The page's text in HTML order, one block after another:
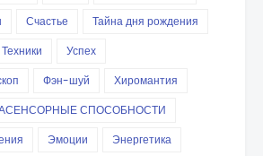
Счастье
Тайна дня рождения
Техники
Успех
Фэн-шуй
Хиромантия
СПОСОБНОСТИ
Эмоции
Энергетика